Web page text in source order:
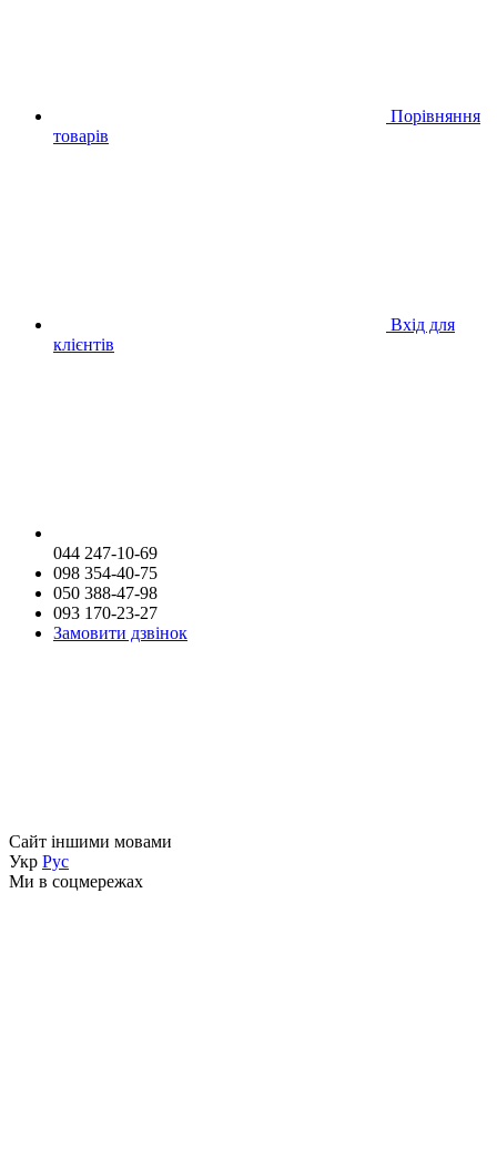
Порівняння
товарів
Вхід для
клієнтів
044 247-10-69
098 354-40-75
050 388-47-98
093 170-23-27
Замовити дзвінок
Сайт іншими мовами
Укр Рус
Ми в соцмережах